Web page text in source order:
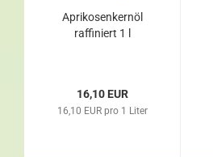
Aprikosenkernöl
raffiniert 1 l
16,10 EUR
16,10 EUR pro 1 Liter